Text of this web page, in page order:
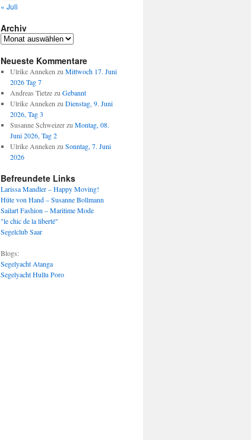
« Juli
Archiv
Archiv
Neueste Kommentare
Ulrike AnnekenzuMittwoch 17. Juni
2026 Tag 7
Andreas TietzezuGebannt
Ulrike AnnekenzuDienstag, 9. Juni
2026, Tag 3
Susanne SchweizerzuMontag, 08.
Juni 2026, Tag 2
Ulrike AnnekenzuSonntag, 7. Juni
2026
Befreundete Links
Larissa Mandler – Happy Moving!
Hüte von Hand – Susanne Bollmann
Sailart Fashion – Maritime Mode
"le chic de la liberté"
Segelclub Saar
Blogs:
Segelyacht Atanga
Segelyacht Hullu Poro